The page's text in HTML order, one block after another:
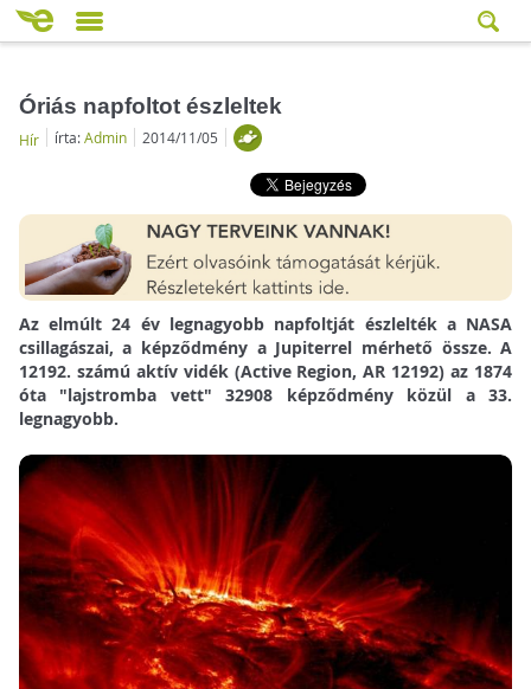
Óriás napfoltot észleltek
Hír írta:Admin 2014/11/05
Az elmúlt 24 év legnagyobb napfoltját észlelték a NASA
csillagászai, a képződmény a Jupiterrel mérhető össze. A
12192. számú aktív vidék (Active Region, AR 12192) az 1874
óta "lajstromba vett" 32908 képződmény közül a 33.
legnagyobb.